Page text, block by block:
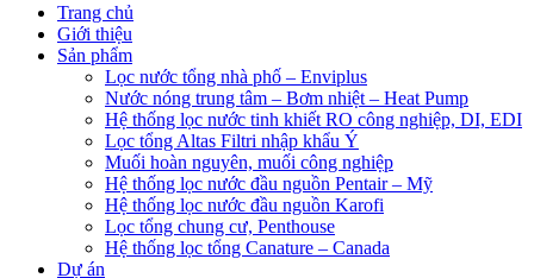
Trang chủ
Giới thiệu
Sản phẩm
Lọc nước tổng nhà phố – Enviplus
Nước nóng trung tâm – Bơm nhiệt – Heat Pump
Hệ thống lọc nước tinh khiết RO công nghiệp, DI, EDI
Lọc tổng Altas Filtri nhập khẩu Ý
Muối hoàn nguyên, muối công nghiệp
Hệ thống lọc nước đầu nguồn Pentair – Mỹ
Hệ thống lọc nước đầu nguồn Karofi
Lọc tổng chung cư, Penthouse
Hệ thống lọc tổng Canature – Canada
Dự án